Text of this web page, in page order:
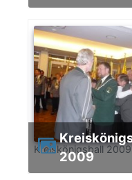
Kreiskönigsball 2009
Kreiskönigsball
2009